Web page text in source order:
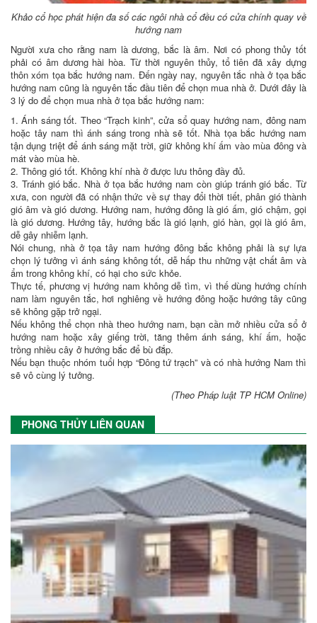
Khảo cổ học phát hiện đa số các ngôi nhà cổ đều có cửa chính quay về
hướng nam
Người xưa cho rằng nam là dương, bắc là âm. Nơi có phong thủy tốt
phải có âm dương hài hòa. Từ thời nguyên thủy, tổ tiên đã xây dựng
thôn xóm tọa bắc hướng nam. Đến ngày nay, nguyên tắc nhà ở tọa bắc
hướng nam cũng là nguyên tắc đầu tiên để chọn mua nhà ở. Dưới đây là
3 lý do để chọn mua nhà ở tọa bắc hướng nam:
1. Ánh sáng tốt. Theo “Trạch kinh”, cửa sổ quay hướng nam, đông nam
hoặc tây nam thì ánh sáng trong nhà sẽ tốt. Nhà tọa bắc hướng nam
tận dụng triệt để ánh sáng mặt trời, giữ không khí ấm vào mùa đông và
mát vào mùa hè.
2. Thông gió tốt. Không khí nhà ở được lưu thông đầy đủ.
3. Tránh gió bắc. Nhà ở tọa bắc hướng nam còn giúp tránh gió bắc. Từ
xưa, con người đã có nhận thức về sự thay đổi thời tiết, phân gió thành
gió âm và gió dương. Hướng nam, hướng đông là gió ấm, gió chậm, gọi
là gió dương. Hướng tây, hướng bắc là gió lạnh, gió hàn, gọi là gió âm,
dễ gây nhiễm lạnh.
Nói chung, nhà ở tọa tây nam hướng đông bắc không phải là sự lựa
chọn lý tưởng vì ánh sáng không tốt, dễ hấp thu những vật chất âm và
ẩm trong không khí, có hại cho sức khỏe.
Thực tế, phương vị hướng nam không dễ tìm, vì thế dùng hướng chính
nam làm nguyên tắc, hơi nghiêng về hướng đông hoặc hướng tây cũng
sẽ không gặp trở ngại.
Nếu không thể chọn nhà theo hướng nam, bạn cần mở nhiều cửa sổ ở
hướng nam hoặc xây giếng trời, tăng thêm ánh sáng, khí ấm, hoặc
trồng nhiều cây ở hướng bắc để bù đắp.
Nếu bạn thuộc nhóm tuổi hợp “Đông tứ trạch” và có nhà hướng Nam thì
sẽ vô cùng lý tưởng.
(Theo Pháp luật TP HCM Online)
PHONG THỦY LIÊN QUAN